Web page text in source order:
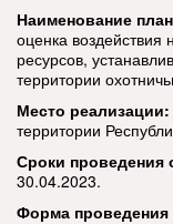
Наименование
оценка
ресурсов,
территории
Место реализации:
территории
Сроки проведения
30.04.2023.
Форма проведения